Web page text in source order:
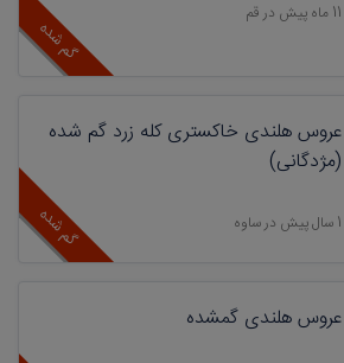
گم شده
11 ماه پیش در قم
گم شده
عروس هلندی خاکستری کله زرد گم شده
(مژدگانی)
1 سال پیش در ساوه
عروس هلندی گمشده